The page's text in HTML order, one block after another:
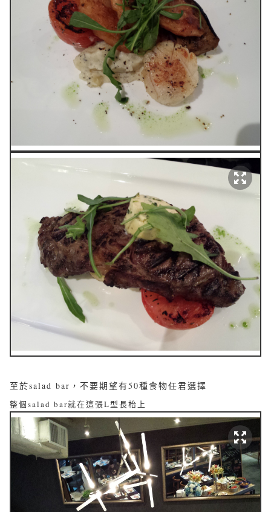
至於salad bar，不要期望有50種食物任君選擇
整個salad bar就在這張L型長枱上